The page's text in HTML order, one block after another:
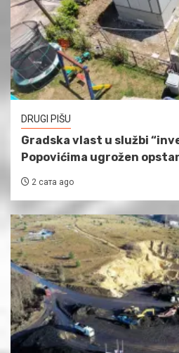
DRUGI PIŠU
Gradska vlast u službi
Popovićima ugrožen
2 сата ago